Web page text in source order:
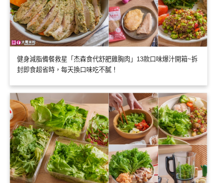
健身減脂備餐救星「杰森食代舒肥雞胸肉」13款口味爆汁開箱~拆
封即食超省時，每天換口味吃不膩！